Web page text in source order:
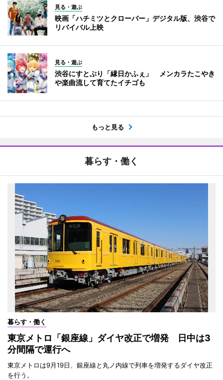
見る・遊ぶ
映画「ハチミツとクローバー」デジタル版、渋谷で
リバイバル上映
見る・遊ぶ
渋谷にすとぷり「縁日かふぇ」 メンカラたこやき
や楽曲流して育てたイチゴも
もっと見る
暮らす・働く
暮らす・働く
東京メトロ「銀座線」ダイヤ改正で増発 日中は3
分間隔で運行へ
東京メトロは9月19日、銀座線と丸ノ内線で列車を増発するダイヤ改正
を行う。